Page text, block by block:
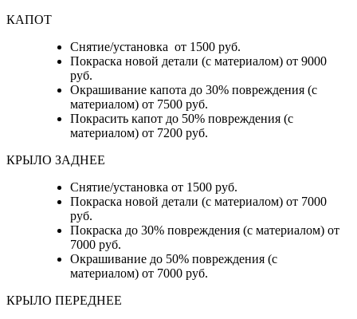
КАПОТ
Снятие/установка от 1500 руб.
Покраска новой детали (с материалом) от 9000
руб.
Окрашивание капота до 30% повреждения (с
материалом) от 7500 руб.
Покрасить капот до 50% повреждения (с
материалом) от 7200 руб.
КРЫЛО ЗАДНЕЕ
Снятие/установка от 1500 руб.
Покраска новой детали (с материалом) от 7000
руб.
Покраска до 30% повреждения (с материалом) от
7000 руб.
Окрашивание до 50% повреждения (с
материалом) от 7000 руб.
КРЫЛО ПЕРЕДНЕЕ